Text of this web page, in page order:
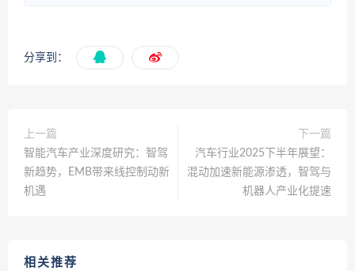
分享到：
上一篇
智能汽车产业深度研究：智驾
新趋势，EMB带来线控制动新
机遇
下一篇
汽车行业2025下半年展望：
混动加速新能源渗透，智驾与
机器人产业化提速
相关推荐